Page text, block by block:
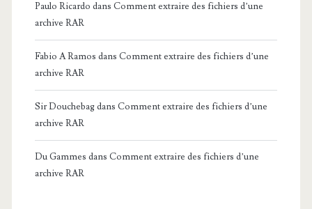
Paulo Ricardo dans Comment extraire des fichiers d’une
archive RAR
Fabio A Ramos dans Comment extraire des fichiers d’une
archive RAR
Sir Douchebagdans Comment extraire des fichiers d’une
archive RAR
Du Gammes dans Comment extraire des fichiers d’une
archive RAR